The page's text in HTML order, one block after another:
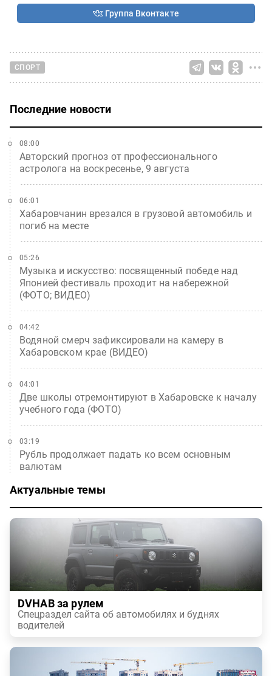
Группа Вконтакте
СПОРТ
Последние новости
Авторский прогноз от профессионального
астролога на воскресенье, 9 августа
08:00
Хабаровчанин врезался в грузовой автомобиль и
погиб на месте
06:01
Музыка и искусство: посвященный победе над
Японией фестиваль проходит на набережной
(ФОТО; ВИДЕО)
05:26
Водяной смерч зафиксировали на камеру в
Хабаровском крае (ВИДЕО)
04:42
Две школы отремонтируют в Хабаровске к началу
учебного года (ФОТО)
04:01
Рубль продолжает падать ко всем основным
валютам
03:19
Актуальные темы
DVHAB за рулем
Спецраздел сайта об автомобилях и буднях
водителей